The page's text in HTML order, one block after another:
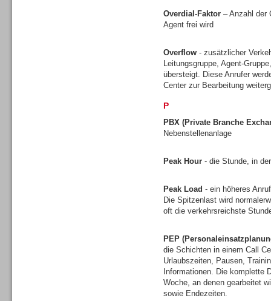
Overdial-Faktor – Anzahl der
Agent frei wird
Overflow - zusätzlicher
Leitungsgruppe, Agent-
übersteigt. Diese Anrufer
Center zur Bearbeitung
P
PBX (Private Branche
Nebenstellenanlage
Peak Hour - die Stunde, in
Peak Load - ein höheres
Die Spitzenlast wird
oft die verkehrsreichste
PEP
die Schichten in einem Call
Urlaubszeiten, Pausen,
Informationen. Die komplette
Woche, an denen gearbeitet
sowie Endezeiten.